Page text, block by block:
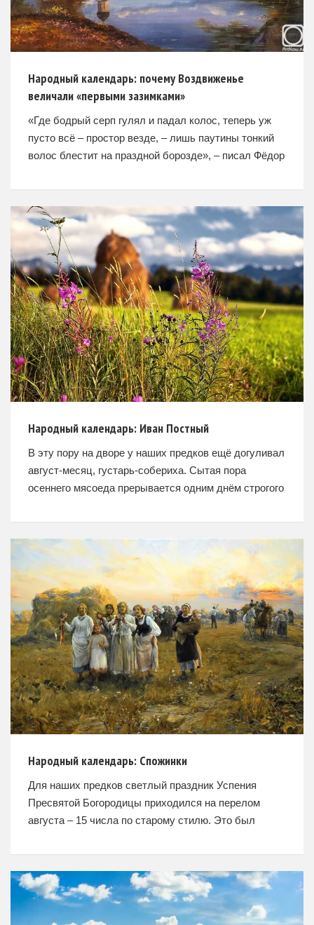
Народный календарь: почему Воздвиженье
величали «первыми зазимками»
«Где бодрый серп гулял и падал колос, теперь уж
пусто всё – простор везде, – лишь паутины тонкий
волос блестит на праздной борозде», – писал Фёдор
Народный календарь: Иван Постный
В эту пору на дворе у наших предков ещё догуливал
август-месяц, густарь-собериха. Сытая пора
осеннего мясоеда прерывается одним днём строгого
успенских разговин.
Народный календарь: Спожинки
Для наших предков светлый праздник Успения
Пресвятой Богородицы приходился на перелом
августа – 15 числа по старому стилю. Это был
праздников, который на русской посельщине
именовался